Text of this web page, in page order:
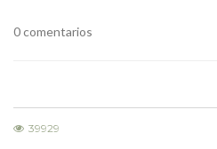
0 comentarios
39929